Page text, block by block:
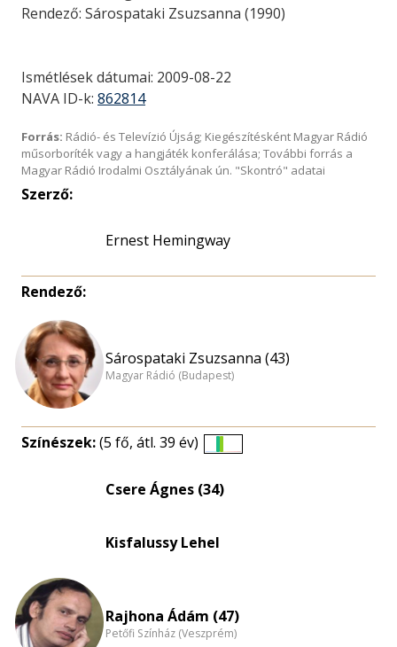
Rendező: Sárospataki Zsuzsanna (1990)
Ismétlések dátumai: 2009-08-22
NAVA ID-k: 862814
Forrás: Rádió- és Televízió Újság; Kiegészítésként Magyar Rádió
műsorboríték vagy a hangjáték konferálása; További forrás a
Magyar Rádió Irodalmi Osztályának ún. "Skontró" adatai
Szerző:
Ernest Hemingway
Rendező:
Sárospataki Zsuzsanna (43)
Magyar Rádió (Budapest)
Színészek:(5 fő, átl. 39 év)
eloszlás
Csere Ágnes (34)
Kisfalussy Lehel
Rajhona Ádám (47)
Petőfi Színház (Veszprém)